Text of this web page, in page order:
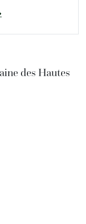
des Hautes